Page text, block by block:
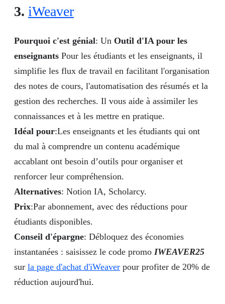
3. iWeaver
Pourquoi c'est génial: Un Outil d'IA pour les
enseignants Pour les étudiants et les enseignants, il
simplifie les flux de travail en facilitant l'organisation
des notes de cours, l'automatisation des résumés et la
gestion des recherches. Il vous aide à assimiler les
connaissances et à les mettre en pratique.
Idéal pour:Les enseignants et les étudiants qui ont
du mal à comprendre un contenu académique
accablant ont besoin d’outils pour organiser et
renforcer leur compréhension.
Alternatives: Notion IA, Scholarcy.
Prix:Par abonnement, avec des réductions pour
étudiants disponibles.
Conseil d'épargne: Débloquez des économies
instantanées : saisissez le code promo IWEAVER25
sur la page d'achat d'iWeaver pour profiter de 20% de
réduction aujourd'hui.